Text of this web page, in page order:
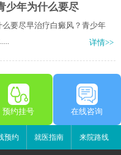
少年为什么要尽
要尽早治疗白癜风？青少年
详情>>
预约挂号 在线咨询
预约 就医指南 来院路线